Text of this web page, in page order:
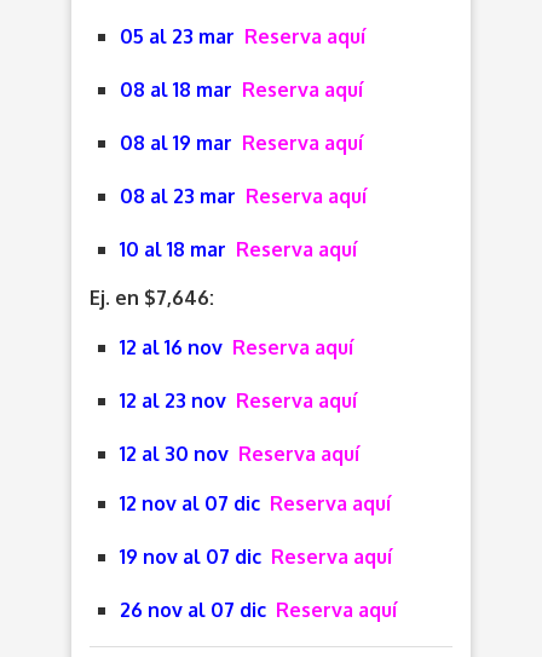
05 al 23 mar Reserva aquí
08 al 18 mar Reserva aquí
08 al 19 mar Reserva aquí
08 al 23 mar Reserva aquí
10 al 18 mar Reserva aquí
Ej. en $7,646:
12 al 16 nov Reserva aquí
12 al 23 nov Reserva aquí
12 al 30 nov Reserva aquí
12 nov al 07 dic Reserva aquí
19 nov al 07 dic Reserva aquí
26 nov al 07 dic Reserva aquí